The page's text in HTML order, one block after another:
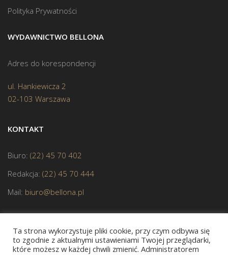
Polityka Prywatności
WYDAWNICTWO BELLONA
Adres do korespondencji
ul. Hankiewicza 2
02-103 Warszawa
KONTAKT
Biuro: (22) 45 70 402
Redakcja: (22) 45 70 444
Mail: biuro@bellona.pl
Ta strona wykorzystuje pliki cookie, przy czym odbywa się
to zgodnie z aktualnymi ustawieniami Twojej przeglądarki,
które możesz w każdej chwili zmienić. Administratorem